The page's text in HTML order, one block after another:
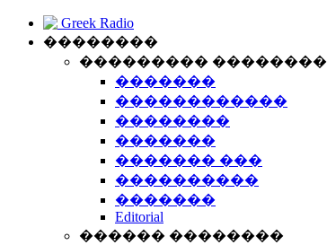
Greek Radio
��������
��������� ��������
�������
������������
��������
�������
������� ���
����������
�������
Editorial
������ ��������